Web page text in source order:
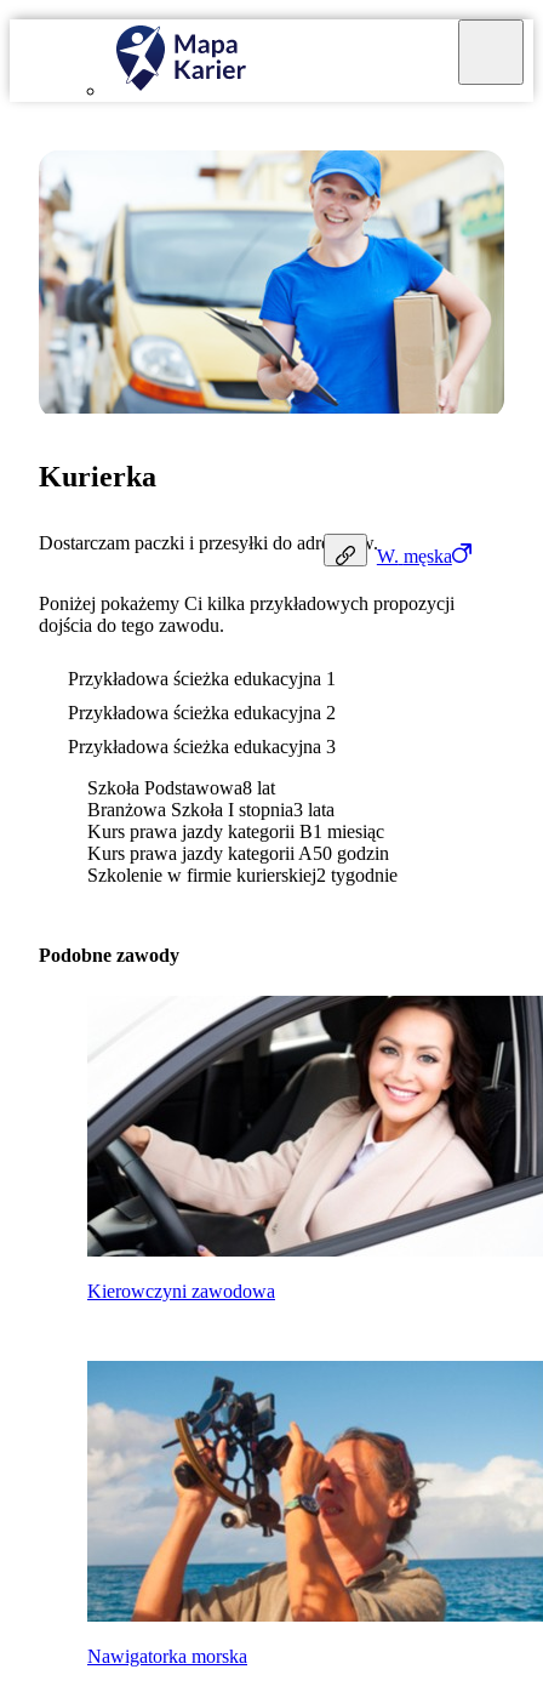
W. męska
Kurierka
Dostarczam paczki i przesyłki do adresatów.
Poniżej pokażemy Ci kilka przykładowych propozycji
dojścia do tego zawodu.
Przykładowa ścieżka edukacyjna 1
Przykładowa ścieżka edukacyjna 2
Przykładowa ścieżka edukacyjna 3
Szkoła Podstawowa8 lat
Branżowa Szkoła I stopnia3 lata
Kurs prawa jazdy kategorii B1 miesiąc
Kurs prawa jazdy kategorii A50 godzin
Szkolenie w firmie kurierskiej2 tygodnie
Podobne zawody
Kierowczyni zawodowa
Nawigatorka morska